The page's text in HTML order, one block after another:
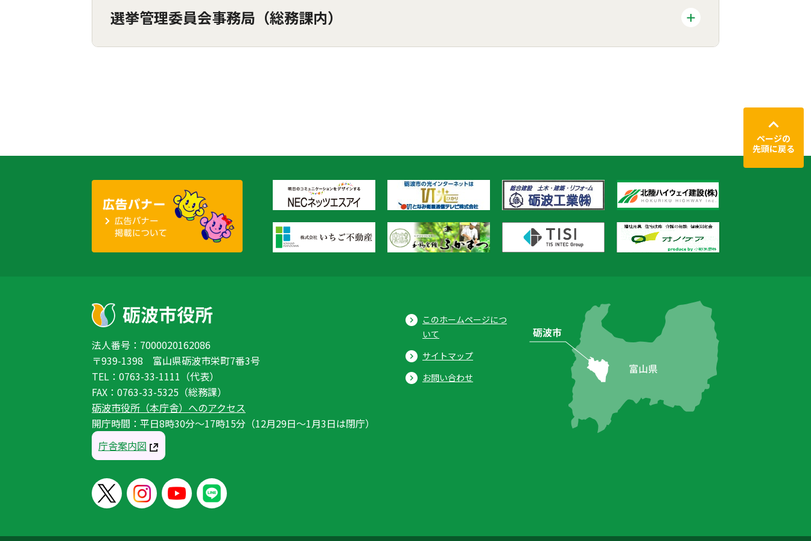
選挙管理委員会事務局（総務課内）
ページの
先頭に戻る
法人番号：7000020162086
〒939-1398 富山県砺波市栄町7番3号
TEL：0763-33-1111（代表）
FAX：0763-33-5325（総務課）
砺波市役所（本庁舎）へのアクセス
開庁時間：平日8時30分〜17時15分（12月29日〜1月3日は閉庁）
庁舎案内図
このホームページにつ
いて
サイトマップ
お問い合わせ